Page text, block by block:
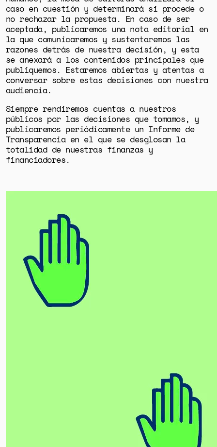
caso en cuestión y determinará si procede o
no rechazar la propuesta. En caso de ser
aceptada, publicaremos una nota editorial en
la que comunicaremos y sustentaremos las
razones detrás de nuestra decisión, y esta
se anexará a los contenidos principales que
publiquemos. Estaremos abiertas y atentas a
conversar sobre estas decisiones con nuestra
audiencia.
Siempre rendiremos cuentas a nuestros
públicos por las decisiones que tomamos, y
publicaremos periódicamente un Informe de
Transparenciaen el que se desglosan la
totalidad de nuestras finanzas y
financiadores.